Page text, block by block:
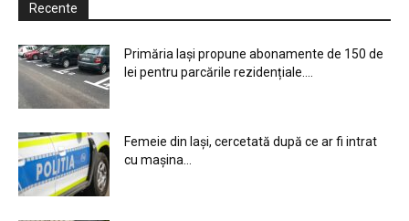
Recente
Primăria Iași propune abonamente de 150 de
lei pentru parcările rezidențiale....
Femeie din Iași, cercetată după ce ar fi intrat
cu mașina...